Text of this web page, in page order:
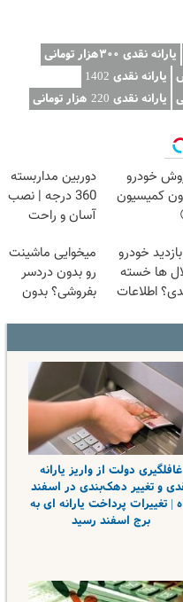
یارانه نقدی ۳۰۰هزار تومانی
یارانه نقدی 1402
یارانه نقدی 220 هزار تومانی
خودرو
کمیسیون
دوربین مداربسته
360 درجه | نصب
آسان و راحت
خودرو
ها خسته
اطلاعات
میخوایی ماشینت
رو بدون دردسر
بفروشی؟ بدون
غافلگیری دولت از واریز یارانه‌
و تغییر دهک‌بندی در اسفند
| تغییرات پرداخت یارانه ای به
برج اسفند رسید